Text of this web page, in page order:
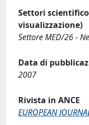
Settori
visualizzazione)
Settore MED/26 -
Data di
2007
Rivista in ANCE
EUROPEAN